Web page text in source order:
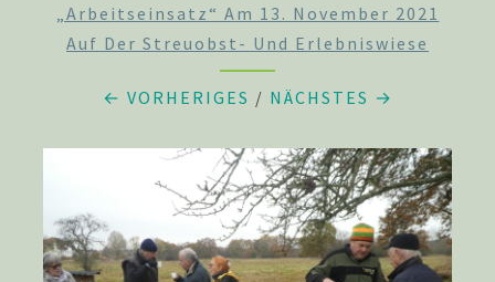
„Arbeitseinsatz“ Am 13. November 2021
Auf Der Streuobst- Und Erlebniswiese
← VORHERIGES / NÄCHSTES →